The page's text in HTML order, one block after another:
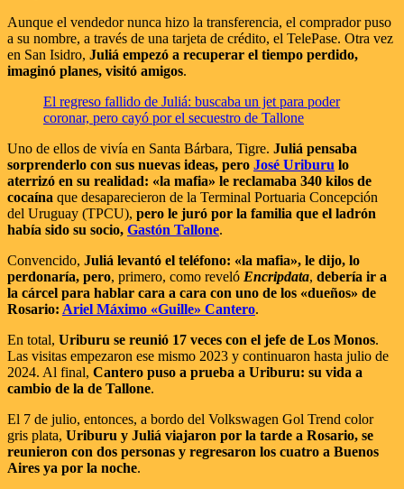
Aunque el vendedor nunca hizo la transferencia, el comprador puso
a su nombre, a través de una tarjeta de crédito, el TelePase. Otra vez
en San Isidro, Juliá empezó a recuperar el tiempo perdido,
imaginó planes, visitó amigos.
El regreso fallido de Juliá: buscaba un jet para poder
coronar, pero cayó por el secuestro de Tallone
Uno de ellos de vivía en Santa Bárbara, Tigre. Juliá pensaba
sorprenderlo con sus nuevas ideas, pero José Uriburu lo
aterrizó en su realidad: «la mafia» le reclamaba 340 kilos de
cocaína que desaparecieron de la Terminal Portuaria Concepción
del Uruguay (TPCU), pero le juró por la familia que el ladrón
había sido su socio, Gastón Tallone.
Convencido, Juliá levantó el teléfono: «la mafia», le dijo, lo
perdonaría, pero, primero, como reveló Encripdata, debería ir a
la cárcel para hablar cara a cara con uno de los «dueños» de
Rosario: Ariel Máximo «Guille» Cantero.
En total, Uriburu se reunió 17 veces con el jefe de Los Monos.
Las visitas empezaron ese mismo 2023 y continuaron hasta julio de
2024. Al final, Cantero puso a prueba a Uriburu: su vida a
cambio de la de Tallone.
El 7 de julio, entonces, a bordo del Volkswagen Gol Trend color
gris plata, Uriburu y Juliá viajaron por la tarde a Rosario, se
reunieron con dos personas y regresaron los cuatro a Buenos
Aires ya por la noche.